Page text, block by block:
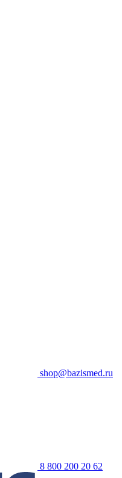
shop@bazismed.ru
8 800 200 20 62